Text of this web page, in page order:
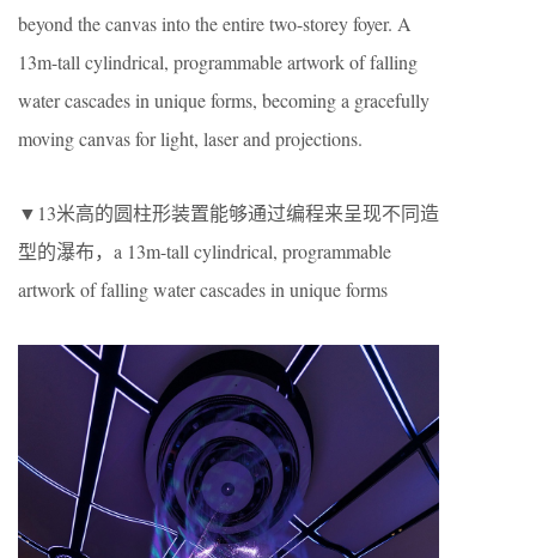
beyond the canvas into the entire two-storey foyer. A
13m-tall cylindrical, programmable artwork of falling
water cascades in unique forms, becoming a gracefully
moving canvas for light, laser and projections.
▼13米高的圆柱形装置能够通过编程来呈现不同造
型的瀑布，a 13m-tall cylindrical, programmable
artwork of falling water cascades in unique forms